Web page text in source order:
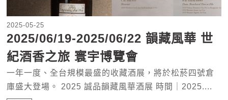
2025-05-25
2025/06/19-2025/06/22 韻藏風華 世
紀酒香之旅 寰宇博覽會
一年一度、全台規模最盛的收藏酒展，將於松菸四號倉
庫盛大登場。 2025 誠品韻藏風華酒展 時間｜2025....